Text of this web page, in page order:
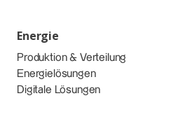
Energie
Produktion & Verteilung
Energielösungen
Digitale Lösungen